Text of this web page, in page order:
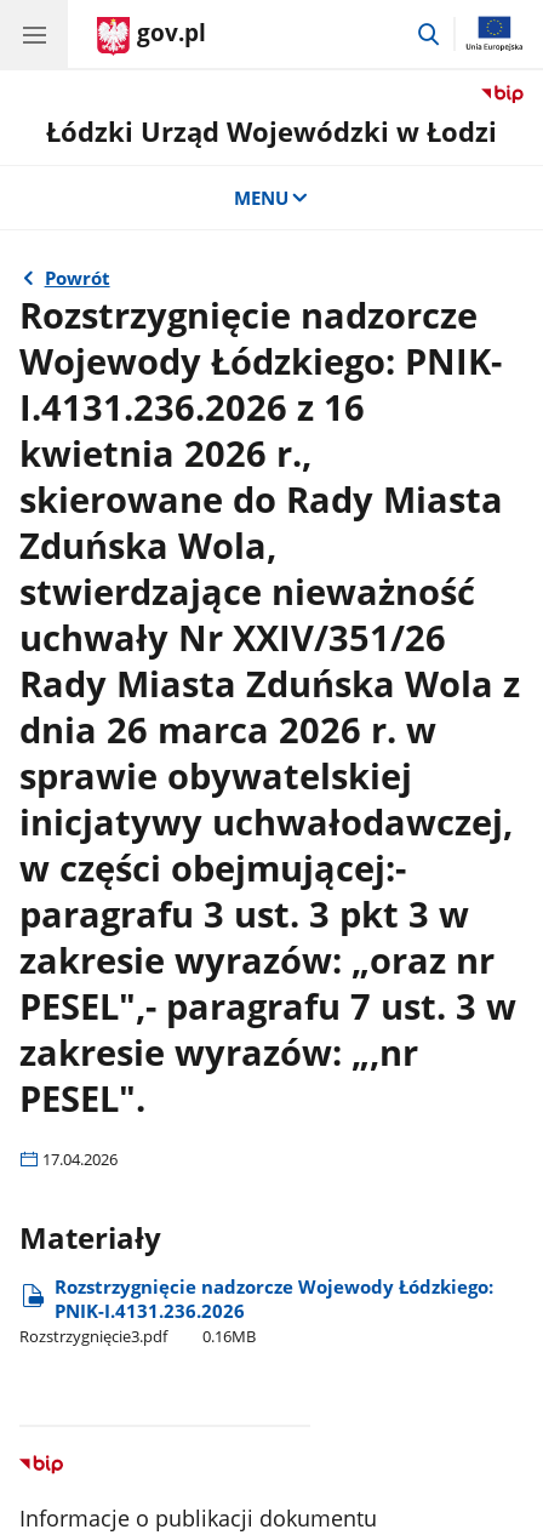
gov.pl
przejdź
Łódzki Urząd Wojewódzki w Łodzi
MENU
Powrót
Rozstrzygnięcie nadzorcze
Wojewody Łódzkiego: PNIK-
I.4131.236.2026 z 16
kwietnia 2026 r.,
skierowane do Rady Miasta
Zduńska Wola,
stwierdzające nieważność
uchwały Nr XXIV/351/26
Rady Miasta Zduńska Wola z
dnia 26 marca 2026 r. w
sprawie obywatelskiej
inicjatywy uchwałodawczej,
w części obejmującej:-
paragrafu 3 ust. 3 pkt 3 w
zakresie wyrazów: „oraz nr
PESEL",- paragrafu 7 ust. 3 w
zakresie wyrazów: „,nr
PESEL".
17.04.2026
Materiały
Rozstrzygnięcie nadzorcze Wojewody Łódzkiego:
PNIK-I.4131.236.2026
Rozstrzygnięcie3.pdf 0.16MB
Informacje o publikacji dokumentu